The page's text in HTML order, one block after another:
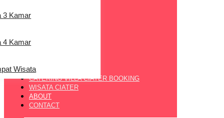
3 Kamar
4 Kamar
Wisata
CATERING VILLA CIATER BOOKING
WISATA CIATER
ABOUT
CONTACT